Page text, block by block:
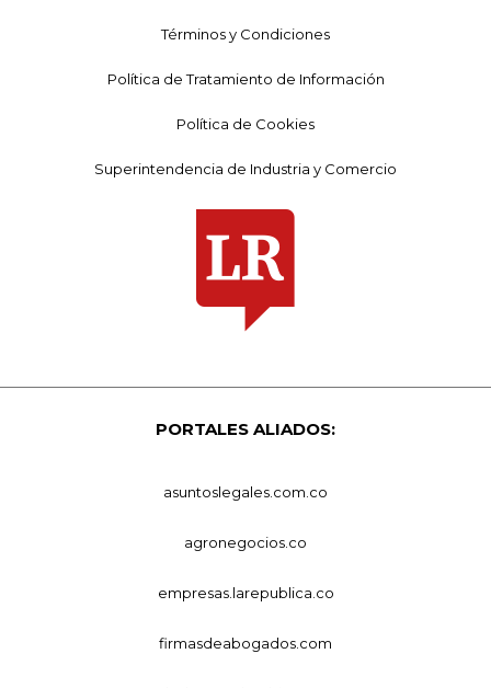
Términos y Condiciones
Política de Tratamiento de Información
Política de Cookies
Superintendencia de Industria y Comercio
PORTALES ALIADOS:
asuntoslegales.com.co
agronegocios.co
empresas.larepublica.co
firmasdeabogados.com